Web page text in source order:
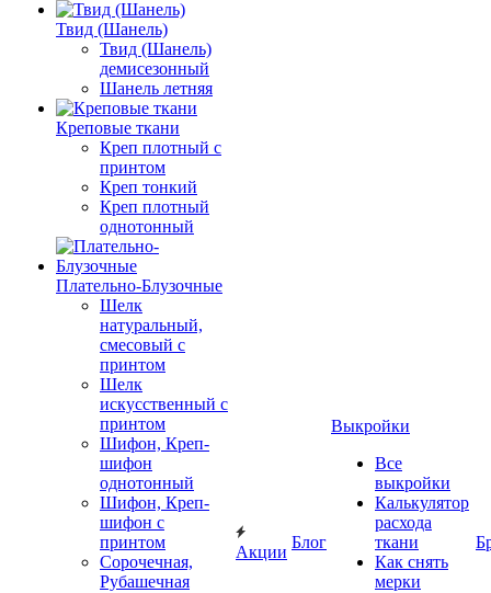
Твид (Шанель)
Твид (Шанель)
демисезонный
Шанель летняя
Креповые ткани
Креп плотный с
принтом
Креп тонкий
Креп плотный
однотонный
Плательно-Блузочные
Шелк
натуральный,
смесовый с
принтом
Шелк
искусственный с
принтом
Шифон, Креп-
шифон
однотонный
Шифон, Креп-
шифон с
принтом
Сорочечная,
Рубашечная
Акции
Блог
Выкройки
Все
выкройки
Калькулятор
расхода
ткани
Как снять
мерки